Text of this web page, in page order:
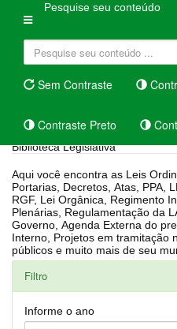
Pesquise seu conteúdo
Sem Contraste
Contraste Preto
Biblioteca Legislativa
Aqui você encontra as Leis Ordinárias, Leis
Portarias, Decretos, Atas, PPA, LDO,
RGF, Lei Orgânica, Regimento
Plenárias, Regulamentação da
Governo, Agenda Externa do presidente, Relatório do Controle
Interno, Projetos em tramitação na Câmara, Controle dos bens
públicos e muito mais de seu
Filtro
Informe o ano